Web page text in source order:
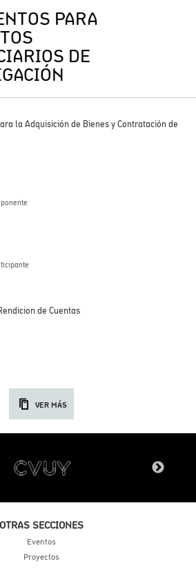
PARA
DE
la Adquisición de Bienes y Contratación de
de Cuentas
VER MÁS
OTRAS SECCIONES
Eventos
Proyectos